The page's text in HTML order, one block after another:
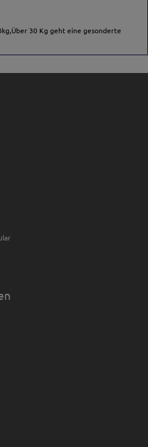
30 Kg geht eine gesonderte